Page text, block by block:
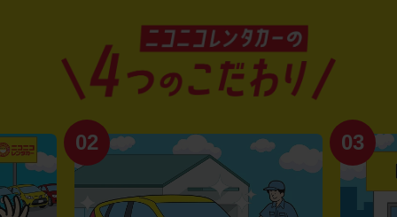
02 03